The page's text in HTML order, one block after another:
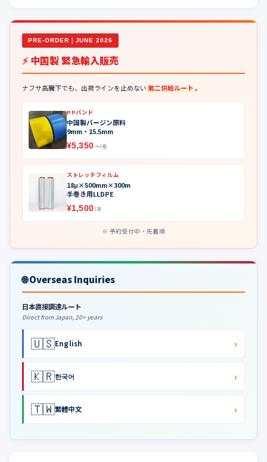
PRE-ORDER｜JUNE 2026
⚡ 中国製 緊急輸入販売
ナフサ高騰下でも、出荷ラインを止めない第二供給ルート。
PPバンド
中国製バージン原料
9mm・15.5mm
¥5,350 〜/巻
ストレッチフィルム
18μ×500mm×300m
手巻き用LLDPE
¥1,500 /本
予約受付中・先着順
🌐 Overseas Inquiries
日本直接調達ルート
Direct from Japan, 20+ years
🇺🇸English ›
🇰🇷한국어 ›
🇹🇼繁體中文 ›